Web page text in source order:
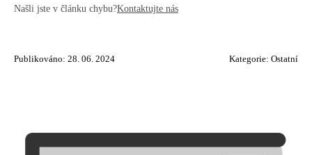
Našli jste v článku chybu?Kontaktujte nás
Publikováno: 28. 06. 2024 Kategorie: Ostatní